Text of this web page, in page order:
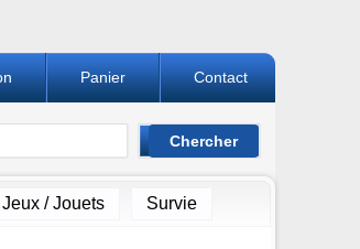
Contact
Panier
Jeux / Jouets
Survie